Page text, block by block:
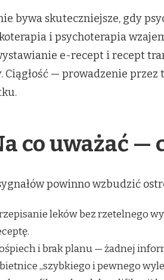
bywa skuteczniejsze, gdy
i psychoterapia
e-recept i recept
Ciągłość — prowadzenie
co uważać
powinno wzbudzić
leków bez rzetelnego
i brak planu — żadnej
„szybkiego i pewnego